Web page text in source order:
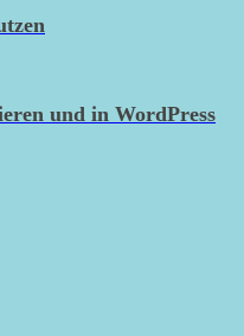
und in WordPress